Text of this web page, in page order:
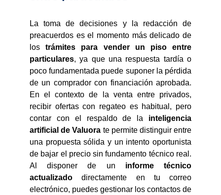
La toma de decisiones y la redacción de
preacuerdos es el momento más delicado de
lostrámites para vender un piso entre
particulares, ya que una respuesta tardía o
poco fundamentada puede suponer la pérdida
de un comprador con financiación aprobada.
En el contexto de la venta entre privados,
recibir ofertas con regateo es habitual, pero
contar con el respaldo de la inteligencia
artificial de Valuora te permite distinguir entre
una propuesta sólida y un intento oportunista
de bajar el precio sin fundamento técnico real.
Al disponer de un informe técnico
actualizado directamente en tu correo
electrónico, puedes gestionar los contactos de